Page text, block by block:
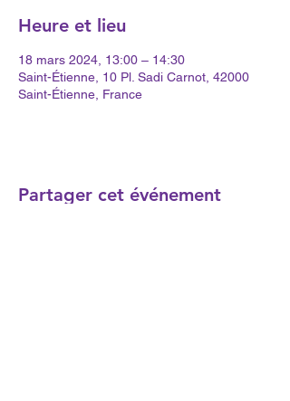
Heure et lieu
18 mars 2024, 13:00 – 14:30
Saint-Étienne, 10 Pl. Sadi Carnot, 42000
Saint-Étienne, France
Partager cet événement